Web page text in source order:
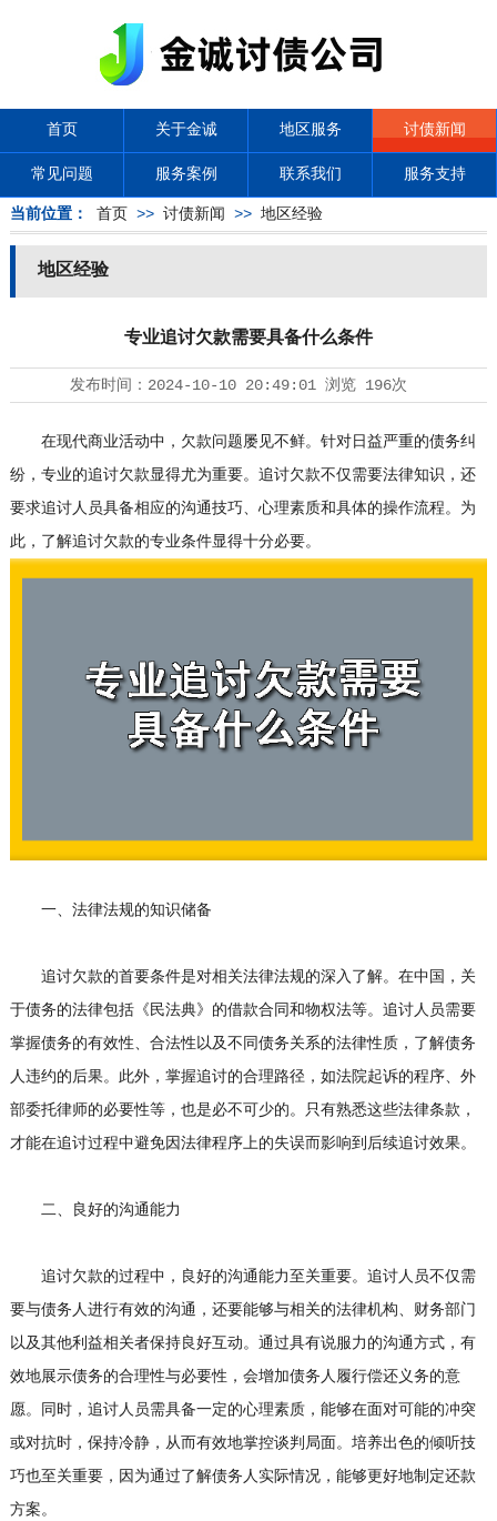
首页 关于金诚 地区服务 讨债新闻
常见问题 服务案例 联系我们 服务支持
当前位置： 首页 >> 讨债新闻 >> 地区经验
地区经验
专业追讨欠款需要具备什么条件
发布时间： 2024-10-10 20:49:01浏览 196次
在现代商业活动中，欠款问题屡见不鲜。针对日益严重的债务纠
纷，专业的追讨欠款显得尤为重要。追讨欠款不仅需要法律知识，还
要求追讨人员具备相应的沟通技巧、心理素质和具体的操作流程。为
此，了解追讨欠款的专业条件显得十分必要。
一、法律法规的知识储备
追讨欠款的首要条件是对相关法律法规的深入了解。在中国，关
于债务的法律包括《民法典》的借款合同和物权法等。追讨人员需要
掌握债务的有效性、合法性以及不同债务关系的法律性质，了解债务
人违约的后果。此外，掌握追讨的合理路径，如法院起诉的程序、外
部委托律师的必要性等，也是必不可少的。只有熟悉这些法律条款，
才能在追讨过程中避免因法律程序上的失误而影响到后续追讨效果。
二、良好的沟通能力
追讨欠款的过程中，良好的沟通能力至关重要。追讨人员不仅需
要与债务人进行有效的沟通，还要能够与相关的法律机构、财务部门
以及其他利益相关者保持良好互动。通过具有说服力的沟通方式，有
效地展示债务的合理性与必要性，会增加债务人履行偿还义务的意
愿。同时，追讨人员需具备一定的心理素质，能够在面对可能的冲突
或对抗时，保持冷静，从而有效地掌控谈判局面。培养出色的倾听技
巧也至关重要，因为通过了解债务人实际情况，能够更好地制定还款
方案。